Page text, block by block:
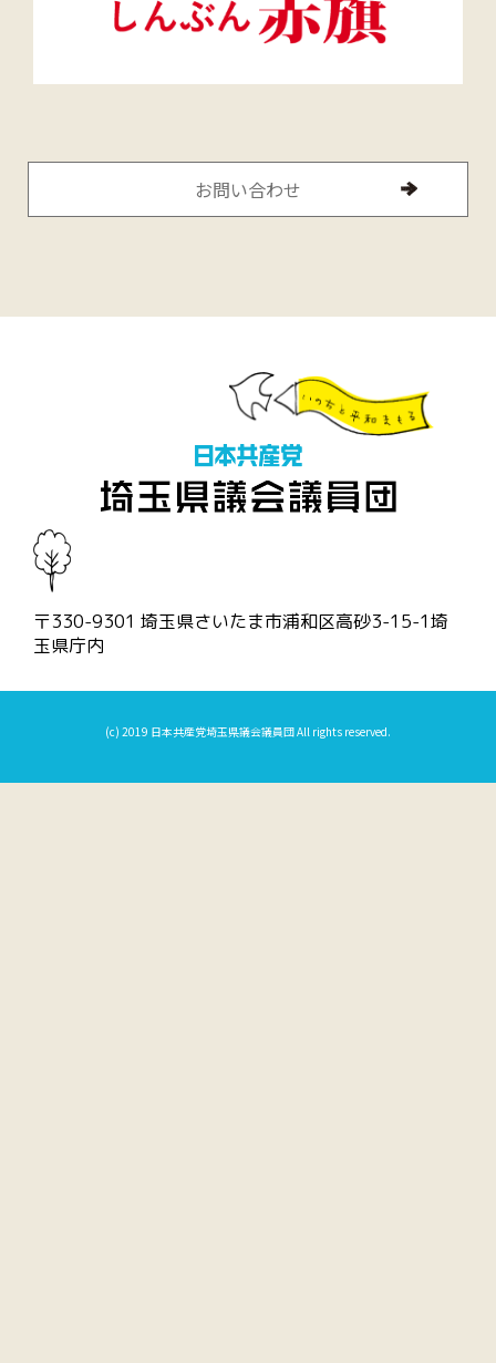
〒330-9301 埼玉県さいたま市浦和区高砂3-15-1埼
玉県庁内
お問い合わせ
(c) 2019 日本共産党埼玉県議会議員団 All rights reserved.